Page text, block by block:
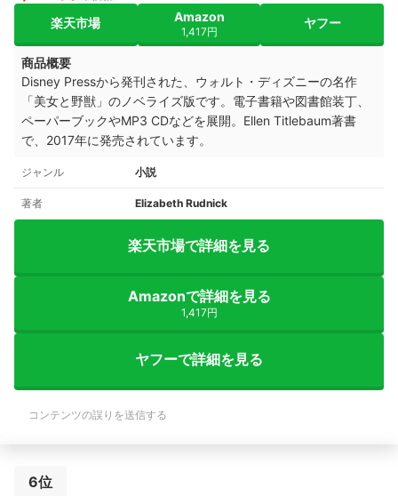
楽天市場 Amazon
1,417円
ヤフー
商品概要
Disney Pressから発刊された、ウォルト・ディズニーの名作
「美女と野獣」のノベライズ版です。電子書籍や図書館装丁、
ペーパーブックやMP3 CDなどを展開。Ellen Titlebaum著書
で、2017年に発売されています。
ジャンル 小説
著者 Elizabeth Rudnick
楽天市場で詳細を見る
Amazonで詳細を見る
1,417円
ヤフーで詳細を見る
コンテンツの誤りを送信する
6位